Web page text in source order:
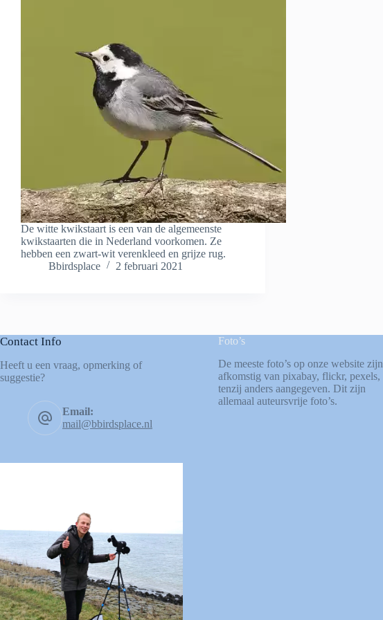
De witte kwikstaart is een van de algemeenste
kwikstaarten die in Nederland voorkomen. Ze
hebben een zwart-wit verenkleed en grijze rug.
Bbirdsplace
2 februari 2021
Contact Info
Heeft u een vraag, opmerking of
suggestie?
Email:
mail@bbirdsplace.nl
Foto’s
De meeste foto’s op onze website zijn
afkomstig van pixabay, flickr, pexels,
tenzij anders aangegeven. Dit zijn
allemaal auteursvrije foto’s.